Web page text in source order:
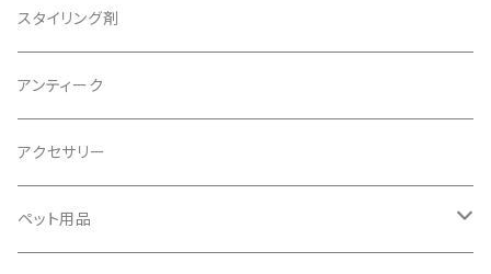
男性美容
オーガニック
スタイリング剤
アンティーク
アクセサリー
ペット用品